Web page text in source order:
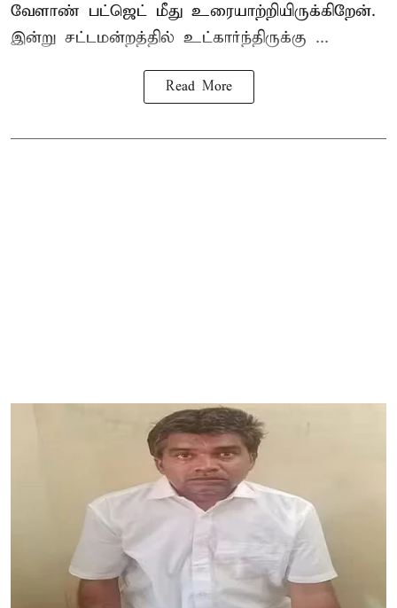
வேளாண் பட்ஜெட் மீது உரையாற்றியிருக்கிறேன்.
இன்று சட்டமன்றத்தில் உட்கார்ந்திருக்கு ...
Read More